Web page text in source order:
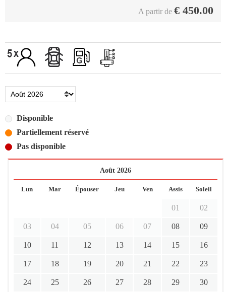
A partir de € 450.00
Disponible
Partiellement réservé
Pas disponible
Août 2026
Lun Mar Épouser Jeu Ven Assis Soleil
01 02
03 04 05 06 07 08 09
10 11 12 13 14 15 16
17 18 19 20 21 22 23
24 25 26 27 28 29 30